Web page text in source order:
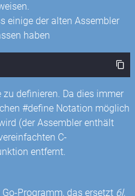
einige der alten Assembler
haben
definieren. Da dies immer
#define Notation möglich
(der Assembler enthält
C-
entfernt.
Programm, das ersetzt 6l,